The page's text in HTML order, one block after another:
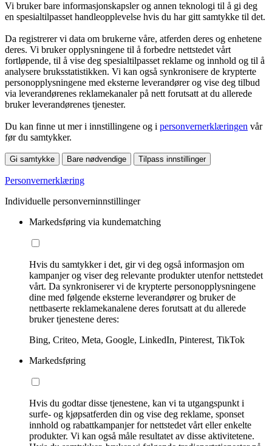
Vi bruker bare informasjonskapsler og annen teknologi til å gi deg
en spesialtilpasset handleopplevelse hvis du har gitt samtykke til det.
Da registrerer vi data om brukerne våre, atferden deres og enhetene
deres. Vi bruker opplysningene til å forbedre nettstedet vårt
fortløpende, til å vise deg spesialtilpasset reklame og innhold og til å
analysere bruksstatistikken. Vi kan også synkronisere de krypterte
personopplysningene med eksterne leverandører og vise deg tilbud
via leverandørenes reklamekanaler på nett forutsatt at du allerede
bruker leverandørenes tjenester.
Du kan finne ut mer i innstillingene og i personvernerklæringen vår
før du samtykker.
Gi samtykke Bare nødvendige Tilpass innstillinger
Personvernerklæring
Individuelle personverninnstillinger
Markedsføring via kundematching
Hvis du samtykker i det, gir vi deg også informasjon om
kampanjer og viser deg relevante produkter utenfor nettstedet
vårt. Da synkroniserer vi de krypterte personopplysningene
dine med følgende eksterne leverandører og bruker de
nettbaserte reklamekanalene deres forutsatt at du allerede
bruker tjenestene deres:
Bing, Criteo, Meta, Google, LinkedIn, Pinterest, TikTok
Markedsføring
Hvis du godtar disse tjenestene, kan vi ta utgangspunkt i
surfe- og kjøpsatferden din og vise deg reklame, sponset
innhold og rabattkampanjer for nettstedet vårt eller enkelte
produkter. Vi kan også måle resultatet av disse aktivitetene.